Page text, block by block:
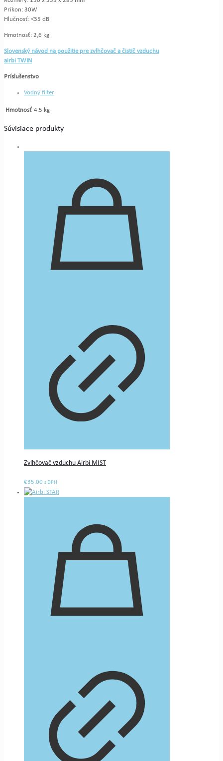
Príkon: 30W
Hlučnosť: <35 dB
Hmotnosť: 2,6 kg
Slovenský návod na použitie pre zvlhčovač a čistič vzduchu
airbi TWIN
Príslušenstvo
Vodný filter
Hmotnosť 4.5 kg
Súvisiace produkty
Zvlhčovač vzduchu Airbi MIST
€35.00 s DPH